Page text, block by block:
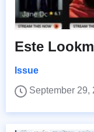
Este
Issue
September 29,